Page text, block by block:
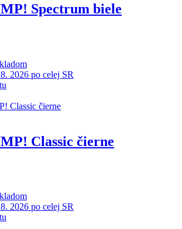
Spectrum biele
2026 po celej SR
Classic čierne
2026 po celej SR